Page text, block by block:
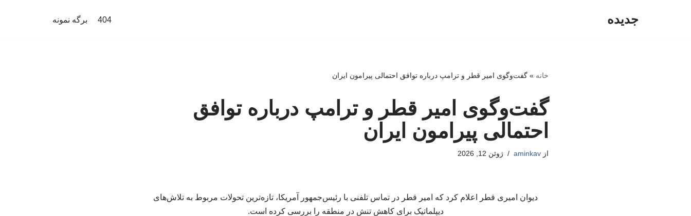
جدیده 404 برگه نمونه
خانه »گفت‌وگوی امیر قطر و ترامپ درباره توافق احتمالی پیرامون ایران
گفت‌وگوی امیر قطر و ترامپ درباره توافق
احتمالی پیرامون ایران
ازaminkav ژوئن 12, 2026
دیوان امیری قطر اعلام کرد که امیر قطر در تماس تلفنی با رئیس‌جمهور آمریکا، تازه‌ترین تحولات مربوط به تلاش‌های
دیپلماتیک برای کاهش تنش در منطقه را بررسی کرده است.